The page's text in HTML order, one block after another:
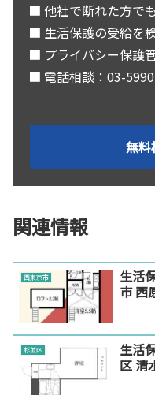
■ 他社で断れた方で
■ 生活保護の受給を
■ プライバシー保護
■ 電話相談：03-
無料
関連情報
西東京市
生活
市 西
杉並区
生活
区 清